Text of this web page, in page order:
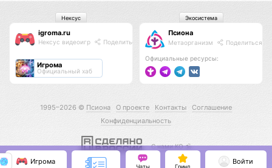
igroma.ru
Нексус видеоигр Поделиться
Игрома
Официальный хаб
Нексус
Псиона
Метаорганизм Поделиться
Официальные ресурсы:
Экосистема
1995–2026 © Псиона О проекте Контакты
Соглашение
Конфиденциальность
С нами КО 🕉️
Игрома
Чаты Гринд
Войти